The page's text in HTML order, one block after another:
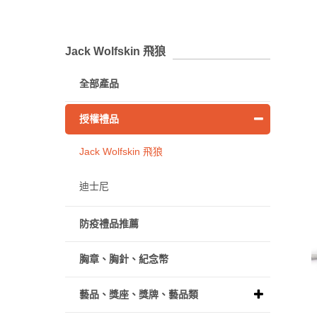
Jack Wolfskin 飛狼
全部產品
授權禮品
Jack Wolfskin 飛狼
迪士尼
防疫禮品推薦
胸章、胸針、紀念幣
藝品、獎座、獎牌、藝品類